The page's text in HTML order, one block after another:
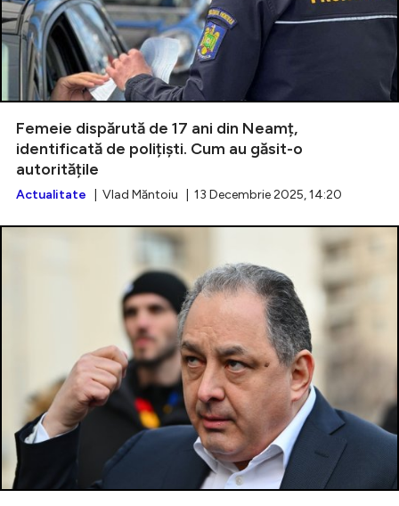
Femeie dispărută de 17 ani din Neamț,
identificată de polițiști. Cum au găsit-o
autoritățile
Actualitate | Vlad Măntoiu | 13 Decembrie 2025, 14:20